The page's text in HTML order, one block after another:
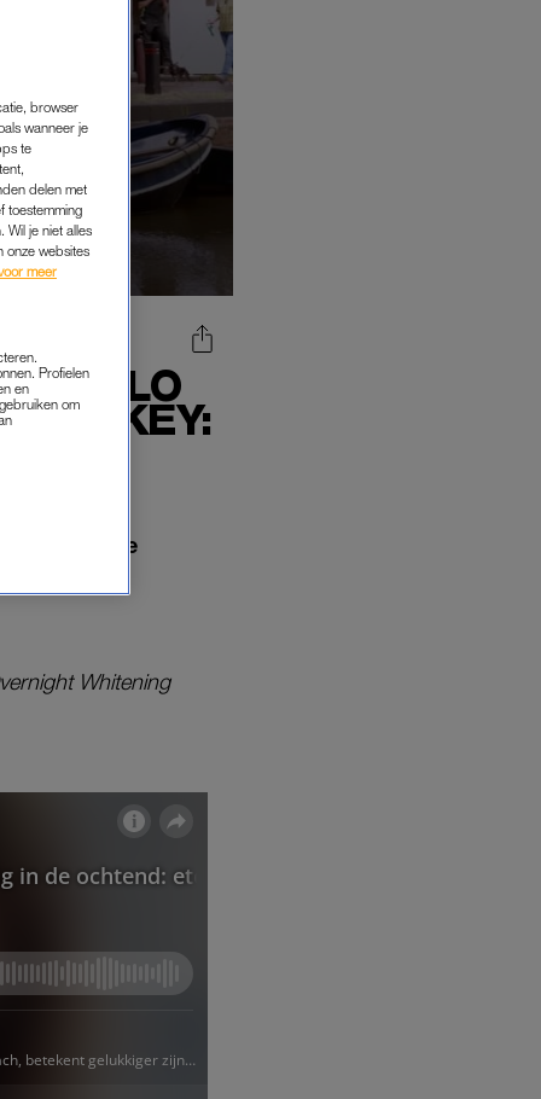
MELO
HOCKEY:
een goede
Whitening
browser
wanneer je
te
delen met
toestemming
Wil je niet alles
onze websites
meer
Profielen
en
om